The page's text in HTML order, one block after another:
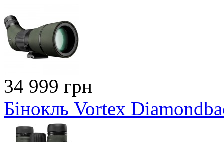
34 999 грн
Бінокль Vortex